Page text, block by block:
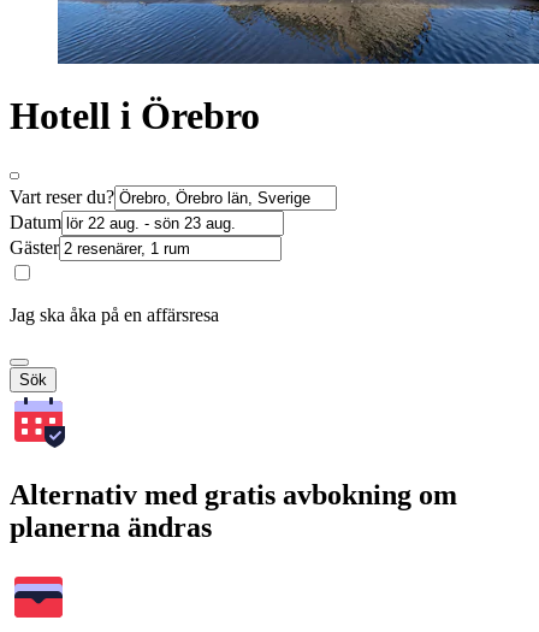
Hotell i Örebro
Vart reser du?
Datum
Gäster
Jag ska åka på en affärsresa
Sök
Alternativ med gratis avbokning om
planerna ändras